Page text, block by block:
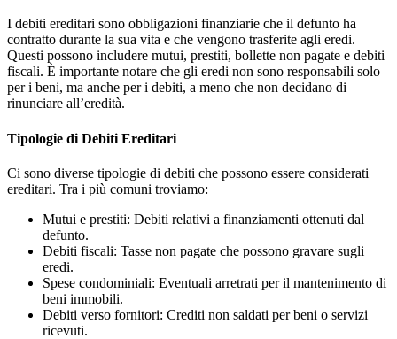
I debiti ereditari sono obbligazioni finanziarie che il defunto ha
contratto durante la sua vita e che vengono trasferite agli eredi.
Questi possono includere mutui, prestiti, bollette non pagate e debiti
fiscali. È importante notare che gli eredi non sono responsabili solo
per i beni, ma anche per i debiti, a meno che non decidano di
rinunciare all’eredità.
Tipologie di Debiti Ereditari
Ci sono diverse tipologie di debiti che possono essere considerati
ereditari. Tra i più comuni troviamo:
Mutui e prestiti: Debiti relativi a finanziamenti ottenuti dal
defunto.
Debiti fiscali: Tasse non pagate che possono gravare sugli
eredi.
Spese condominiali: Eventuali arretrati per il mantenimento di
beni immobili.
Debiti verso fornitori: Crediti non saldati per beni o servizi
ricevuti.